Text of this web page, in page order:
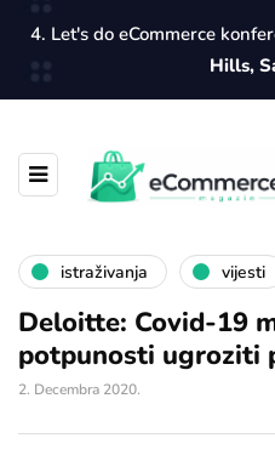
4. Let's do eCommerce
Hills,
istraživanja vijesti
Deloitte: Covid-19
potpunosti ugroziti
2. Decembra 2020.